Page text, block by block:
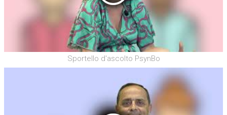
Sportello d'ascolto PsynBo